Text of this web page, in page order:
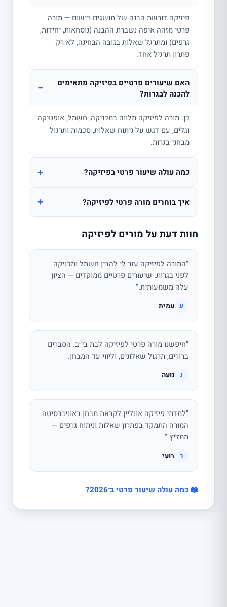
פיזיקה דורשת הבנה של מושגים ויישום — מורה
פרטי מזהה איפה נשברת ההבנה (נוסחאות, יחידות,
גרפים) ומתרגל שאלות בגובה הבחינה, לא רק
פתרון תרגיל אחד.
האם שיעורים פרטיים בפיזיקה מתאימים
להכנה לבגרות?
−
כן. מורה לפיזיקה מלווה במכניקה, חשמל, אופטיקה
וגלים, עם דגש על ניתוח שאלות, סכמות ותרגול
מבחני בגרות.
כמה עולה שיעור פרטי בפיזיקה? +
איך בוחרים מורה פרטי לפיזיקה? +
חוות דעת על מורים לפיזיקה
"המורה לפיזיקה עזר לי להבין חשמל ומכניקה
לפני בגרות. שיעורים פרטיים ממוקדים — הציון
עלה משמעותית."
ע עמית
"חיפשנו מורה פרטי לפיזיקה לבת בי״ב. הסברים
ברורים, תרגול שאלונים, וליווי עד המבחן."
נ נועה
"למדתי פיזיקה אונליין לקראת מבחן באוניברסיטה.
המורה התמקד בפתרון שאלות וניתוח גרפים —
ממליץ."
ר רועי
📖 כמה עולה שיעור פרטי ב־2026?